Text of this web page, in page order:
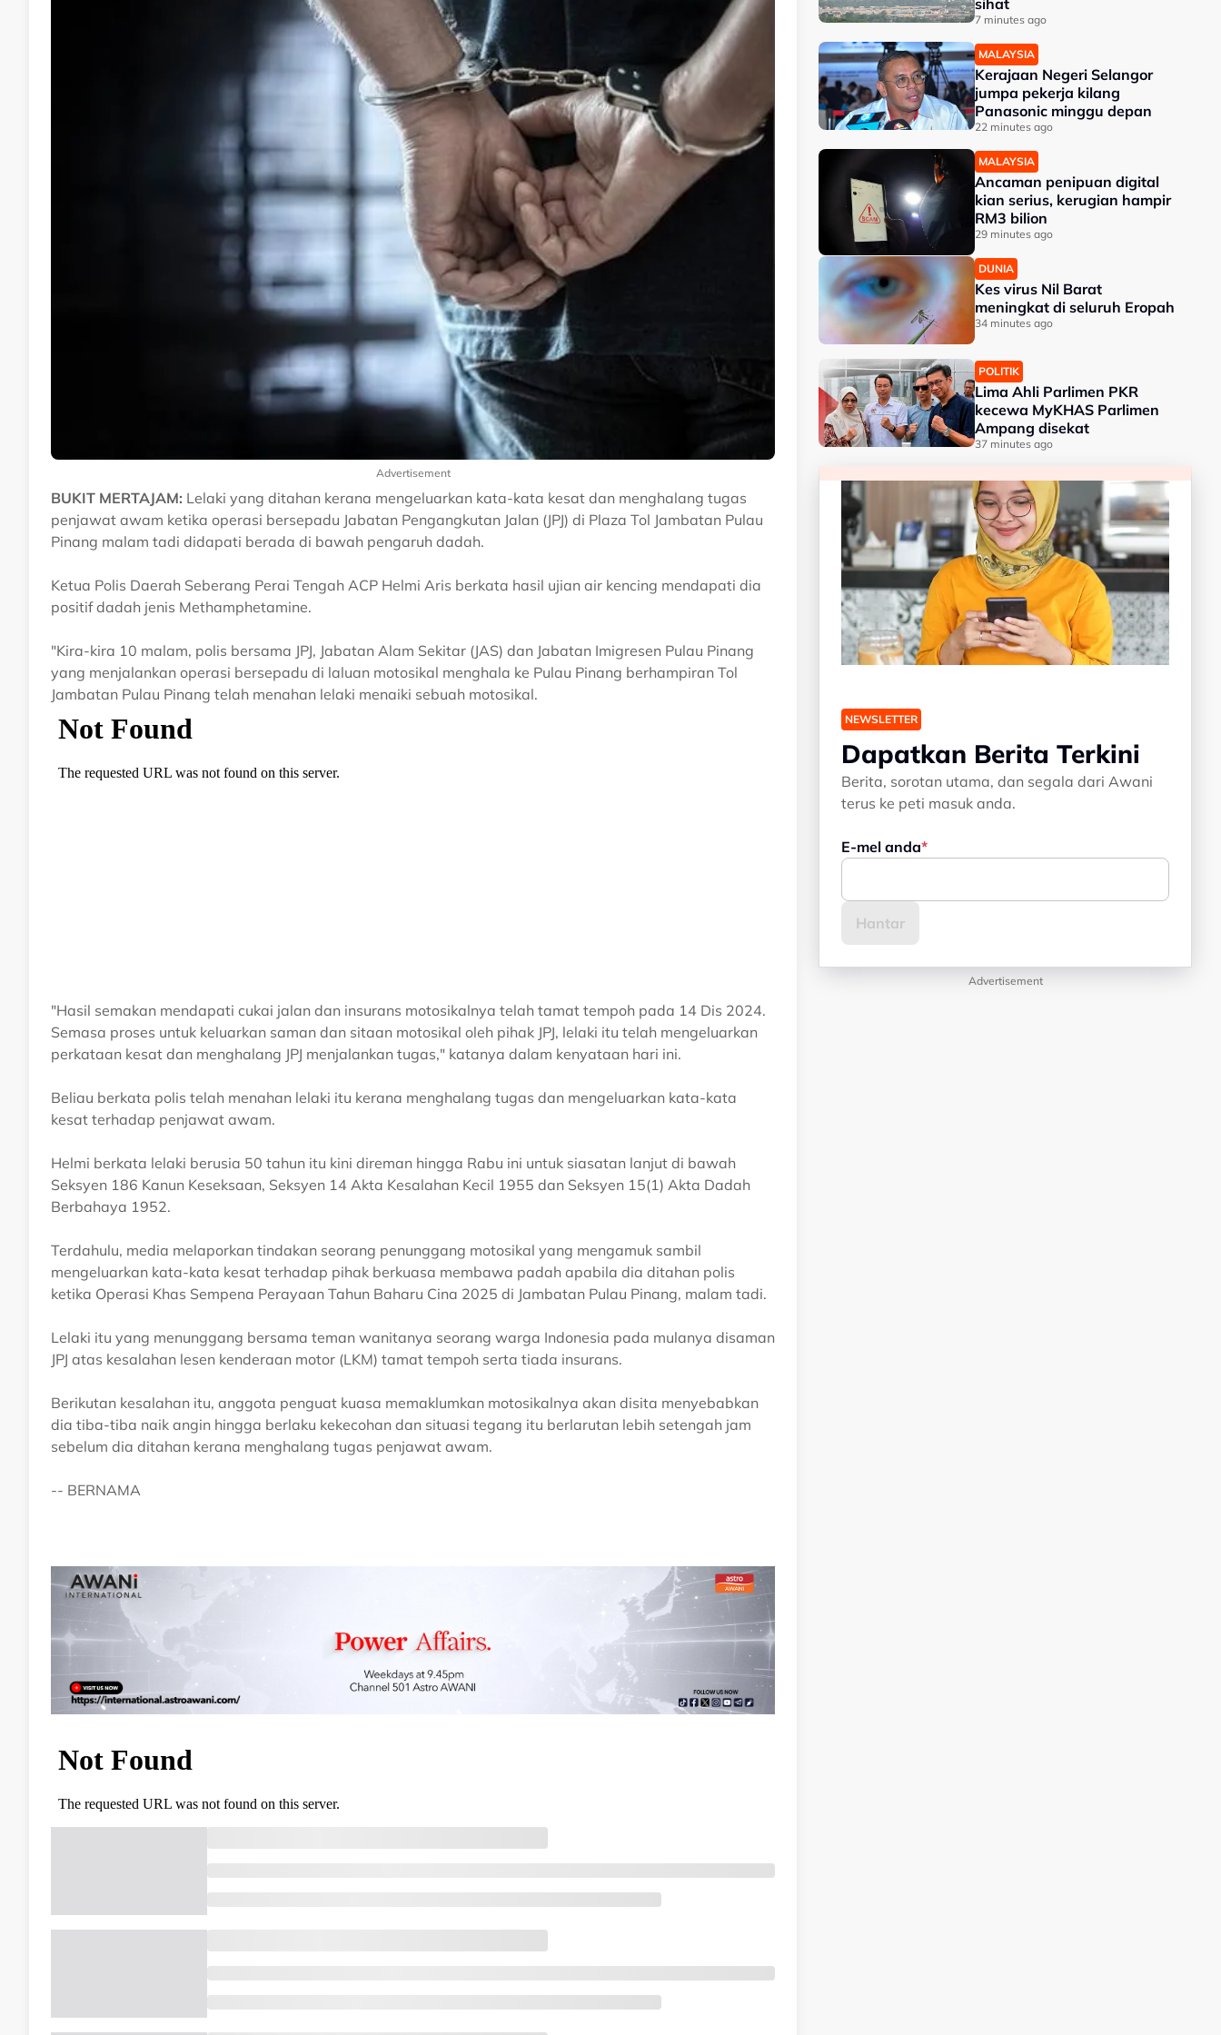
Advertisement
BUKIT MERTAJAM: Lelaki yang ditahan kerana mengeluarkan kata-kata kesat dan menghalang tugas
penjawat awam ketika operasi bersepadu Jabatan Pengangkutan Jalan (JPJ) di Plaza Tol Jambatan Pulau
Pinang malam tadi didapati berada di bawah pengaruh dadah.
Ketua Polis Daerah Seberang Perai Tengah ACP Helmi Aris berkata hasil ujian air kencing mendapati dia
positif dadah jenis Methamphetamine.
"Kira-kira 10 malam, polis bersama JPJ, Jabatan Alam Sekitar (JAS) dan Jabatan Imigresen Pulau Pinang
yang menjalankan operasi bersepadu di laluan motosikal menghala ke Pulau Pinang berhampiran Tol
Jambatan Pulau Pinang telah menahan lelaki menaiki sebuah motosikal.
"Hasil semakan mendapati cukai jalan dan insurans motosikalnya telah tamat tempoh pada 14 Dis 2024.
Semasa proses untuk keluarkan saman dan sitaan motosikal oleh pihak JPJ, lelaki itu telah mengeluarkan
perkataan kesat dan menghalang JPJ menjalankan tugas," katanya dalam kenyataan hari ini.
Beliau berkata polis telah menahan lelaki itu kerana menghalang tugas dan mengeluarkan kata-kata
kesat terhadap penjawat awam.
Helmi berkata lelaki berusia 50 tahun itu kini direman hingga Rabu ini untuk siasatan lanjut di bawah
Seksyen 186 Kanun Keseksaan, Seksyen 14 Akta Kesalahan Kecil 1955 dan Seksyen 15(1) Akta Dadah
Berbahaya 1952.
Terdahulu, media melaporkan tindakan seorang penunggang motosikal yang mengamuk sambil
mengeluarkan kata-kata kesat terhadap pihak berkuasa membawa padah apabila dia ditahan polis
ketika Operasi Khas Sempena Perayaan Tahun Baharu Cina 2025 di Jambatan Pulau Pinang, malam tadi.
Lelaki itu yang menunggang bersama teman wanitanya seorang warga Indonesia pada mulanya disaman
JPJ atas kesalahan lesen kenderaan motor (LKM) tamat tempoh serta tiada insurans.
Berikutan kesalahan itu, anggota penguat kuasa memaklumkan motosikalnya akan disita menyebabkan
dia tiba-tiba naik angin hingga berlaku kekecohan dan situasi tegang itu berlarutan lebih setengah jam
sebelum dia ditahan kerana menghalang tugas penjawat awam.
-- BERNAMA
sihat
7 minutes ago
MALAYSIA
Kerajaan Negeri Selangor
jumpa pekerja kilang
Panasonic minggu depan
22 minutes ago
MALAYSIA
Ancaman penipuan digital
kian serius, kerugian hampir
RM3 bilion
29 minutes ago
DUNIA
Kes virus Nil Barat
meningkat di seluruh Eropah
34 minutes ago
POLITIK
Lima Ahli Parlimen PKR
kecewa MyKHAS Parlimen
Ampang disekat
37 minutes ago
NEWSLETTER
Dapatkan Berita Terkini
Berita, sorotan utama, dan segala dari Awani
terus ke peti masuk anda.
E-mel anda
Advertisement